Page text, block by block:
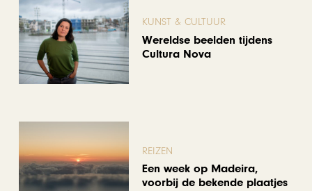
KUNST & CULTUUR
Wereldse beelden tijdens
Cultura Nova
REIZEN
Een week op Madeira,
voorbij de bekende plaatjes